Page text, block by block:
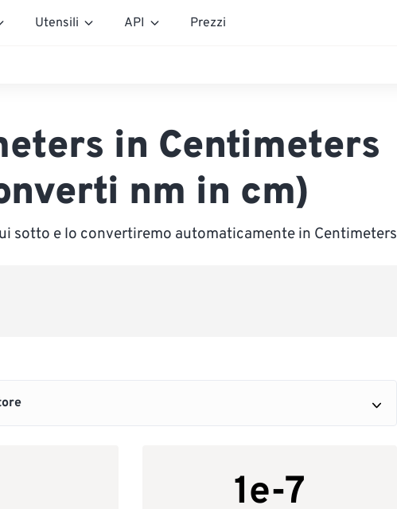
Utensili API Prezzi
in Centimeters
nm in cm)
sotto e lo convertiremo automaticamente in Centimeters